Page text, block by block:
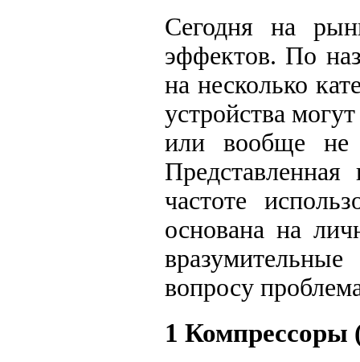
Сегодня на
эффектов. По
на несколько
устройства
или вообще не
частоте
основана на
вопросу
1 Компрессоры